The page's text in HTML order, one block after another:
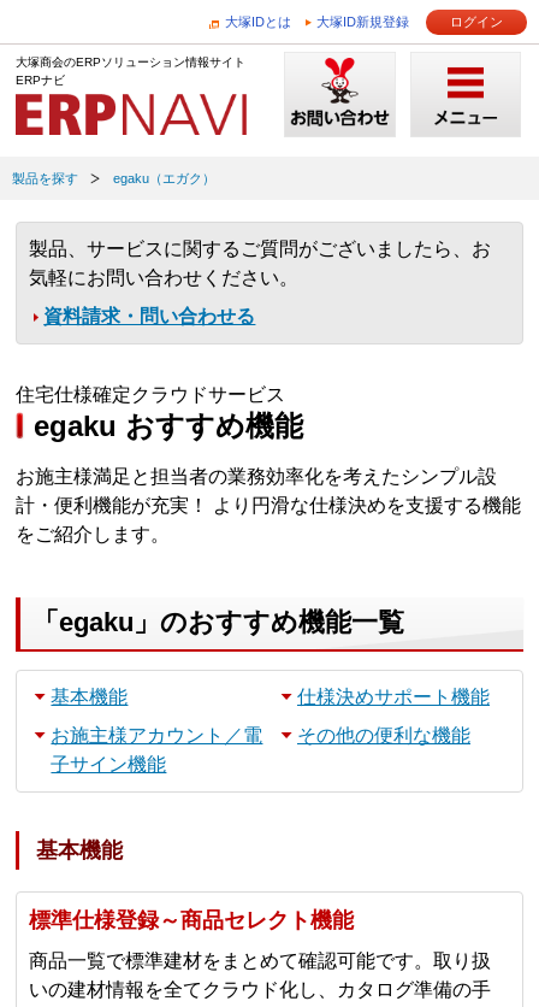
大塚IDとは 大塚ID新規登録 ログイン
大塚商会のERPソリューション情報サイト
ERPナビ
製品を探す egaku（エガク）
製品、サービスに関するご質問がございましたら、お
気軽にお問い合わせください。
資料請求・問い合わせる
住宅仕様確定クラウドサービス
egaku おすすめ機能
お施主様満足と担当者の業務効率化を考えたシンプル設
計・便利機能が充実！ より円滑な仕様決めを支援する機能
をご紹介します。
「egaku」のおすすめ機能一覧
基本機能
仕様決めサポート機能
お施主様アカウント／電
子サイン機能
その他の便利な機能
基本機能
標準仕様登録～商品セレクト機能
商品⼀覧で標準建材をまとめて確認可能です。取り扱
いの建材情報を全てクラウド化し、カタログ準備の⼿